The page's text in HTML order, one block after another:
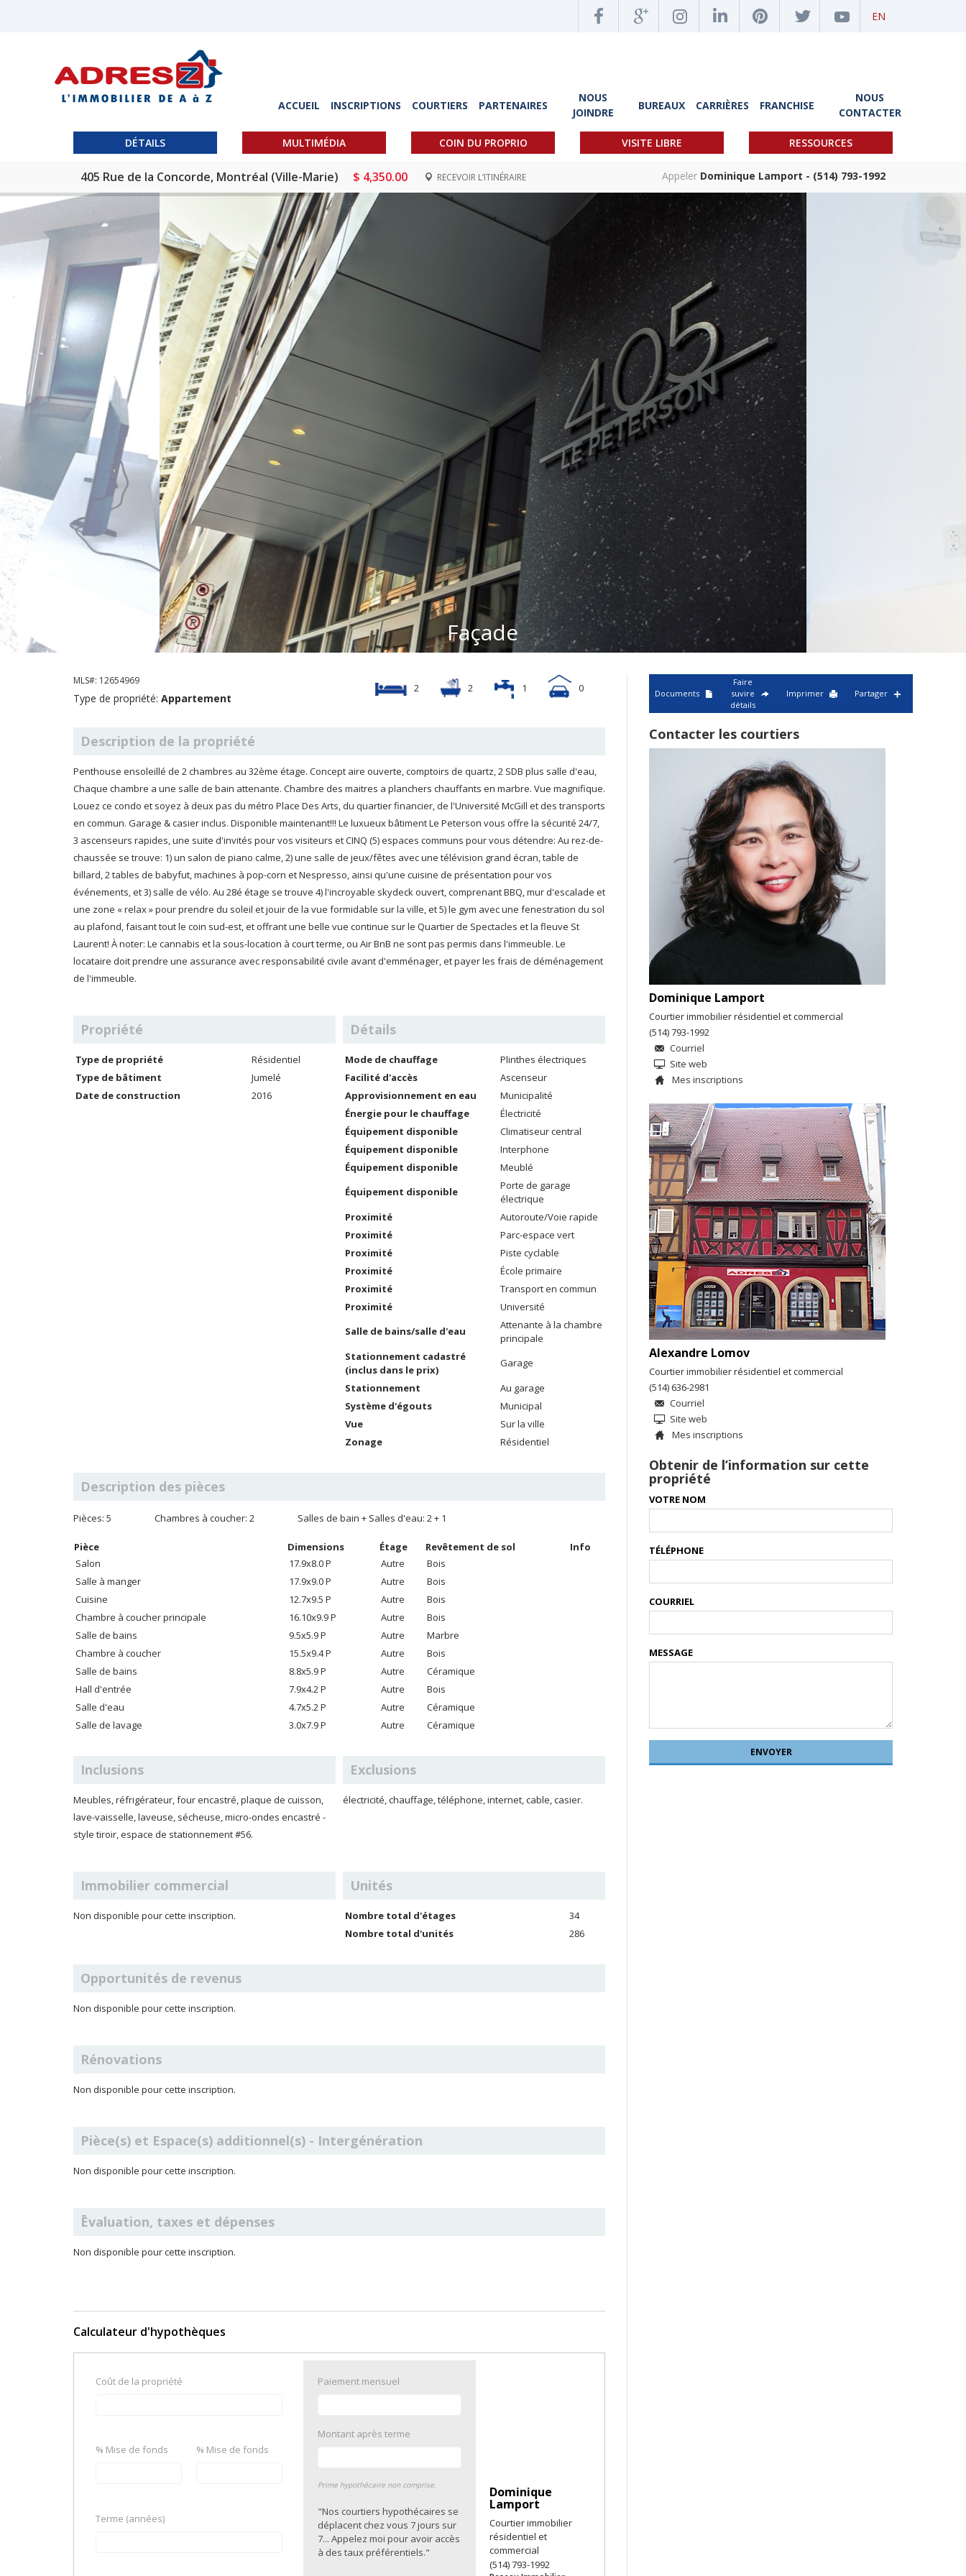
EN
ACCUEIL INSCRIPTIONS COURTIERS PARTENAIRES
NOUS
JOINDRE
BUREAUX CARRIÈRES FRANCHISE
NOUS
CONTACTER
DÉTAILS MULTIMÉDIA COIN DU PROPRIO VISITE LIBRE RESSOURCES
405 Rue de la Concorde, Montréal (Ville-Marie) $ 4,350.00 RECEVOIR L’ITINÉRAIRE Appeler Dominique Lamport - (514) 793-1992
Façade
MLS#: 12654969
Type de propriété: Appartement
2 2 1 0
Description de la propriété
Penthouse ensoleillé de 2 chambres au 32ème étage. Concept aire ouverte, comptoirs de quartz, 2 SDB plus salle d'eau,
Chaque chambre a une salle de bain attenante. Chambre des maitres a planchers chauffants en marbre. Vue magnifique.
Louez ce condo et soyez à deux pas du métro Place Des Arts, du quartier financier, de l'Université McGill et des transports
en commun. Garage & casier inclus. Disponible maintenant!!! Le luxueux bâtiment Le Peterson vous offre la sécurité 24/7,
3 ascenseurs rapides, une suite d'invités pour vos visiteurs et CINQ (5) espaces communs pour vous détendre: Au rez-de-
chaussée se trouve: 1) un salon de piano calme, 2) une salle de jeux/fêtes avec une télévision grand écran, table de
billard, 2 tables de babyfut, machines à pop-corn et Nespresso, ainsi qu'une cuisine de présentation pour vos
événements, et 3) salle de vélo. Au 28é étage se trouve 4) l'incroyable skydeck ouvert, comprenant BBQ, mur d'escalade et
une zone « relax » pour prendre du soleil et jouir de la vue formidable sur la ville, et 5) le gym avec une fenestration du sol
au plafond, faisant tout le coin sud-est, et offrant une belle vue continue sur le Quartier de Spectacles et la fleuve St
Laurent! À noter: Le cannabis et la sous-location à court terme, ou Air BnB ne sont pas permis dans l'immeuble. Le
locataire doit prendre une assurance avec responsabilité civile avant d'emménager, et payer les frais de déménagement
de l'immeuble.
Propriété
Type de propriété
Résidentiel
Type de bâtiment
Jumelé
Date de construction
2016
Détails
Mode de chauffage
Plinthes électriques
Facilité d'accès
Ascenseur
Approvisionnement en eau
Municipalité
Énergie pour le chauffage
Électricité
Équipement disponible
Climatiseur central
Équipement disponible
Interphone
Équipement disponible
Meublé
Équipement disponible
Porte de garage
électrique
Proximité
Autoroute/Voie rapide
Proximité
Parc-espace vert
Proximité
Piste cyclable
Proximité
École primaire
Proximité
Transport en commun
Proximité
Université
Salle de bains/salle d'eau
Attenante à la chambre
principale
Stationnement cadastré
(inclus dans le prix)
Garage
Stationnement
Au garage
Système d'égouts
Municipal
Vue
Sur la ville
Zonage
Résidentiel
Description des pièces
Pièces: 5 Chambres à coucher: 2 Salles de bain + Salles d'eau: 2 + 1
Pièce Dimensions Étage Revêtement de sol
Info
Salon
17.9x8.0 P Autre
Bois
Salle à manger
17.9x9.0 P Autre
Bois
Cuisine
12.7x9.5 P Autre
Bois
Chambre à coucher principale
16.10x9.9 P Autre
Bois
Salle de bains
9.5x5.9 P Autre
Marbre
Chambre à coucher
15.5x9.4 P Autre
Bois
Salle de bains
8.8x5.9 P Autre
Céramique
Hall d'entrée
7.9x4.2 P Autre
Bois
Salle d'eau
4.7x5.2 P Autre
Céramique
Salle de lavage
3.0x7.9 P Autre Céramique
Inclusions
Meubles, réfrigérateur, four encastré, plaque de cuisson,
lave-vaisselle, laveuse, sécheuse, micro-ondes encastré -
style tiroir, espace de stationnement #56.
Exclusions
électricité, chauffage, téléphone, internet, cable, casier.
Immobilier commercial
Non disponible pour cette inscription.
Unités
Nombre total d'étages
34
Nombre total d'unités
286
Opportunités de revenus
Non disponible pour cette inscription.
Rénovations
Non disponible pour cette inscription.
Pièce(s) et Espace(s) additionnel(s) - Intergénération
Non disponible pour cette inscription.
Ēvaluation, taxes et dépenses
Non disponible pour cette inscription.
Calculateur d'hypothèques
Coût de la propriété
% Mise de fonds % Mise de fonds
Terme (années)
Paiement mensuel
Montant après terme
Prime hypothécaire non comprise.
"Nos courtiers hypothécaires se
déplacent chez vous 7 jours sur
7... Appelez moi pour avoir accès
à des taux préférentiels."
Dominique
Lamport
Courtier immobilier
résidentiel et
commercial
(514) 793-1992
Documents
Faire
suvire
détails
Imprimer Partager
Contacter les courtiers
Dominique Lamport
Courtier immobilier résidentiel et commercial
(514) 793-1992
Courriel
Site web
Mes inscriptions
Alexandre Lomov
Courtier immobilier résidentiel et commercial
(514) 636-2981
Courriel
Site web
Mes inscriptions
Obtenir de l’information sur cette
propriété
VOTRE NOM
TÉLÉPHONE
COURRIEL
MESSAGE
ENVOYER